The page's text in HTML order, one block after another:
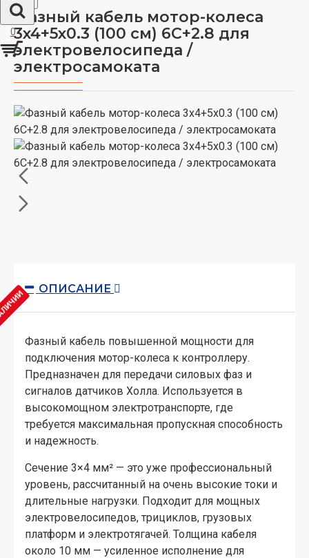
0
Фазный кабель мотор-колеса
3x4+5x0.3 (100 см) 6C+2.8 для
электровелосипеда /
электросамоката
ОПИСАНИЕ
Фазный кабель повышенной мощности для
подключения мотор-колеса к контроллеру.
Предназначен для передачи силовых фаз и
сигналов датчиков Холла. Используется в
высокомощном электротранспорте, где
требуется максимальная пропускная способность
и надежность.
Сечение 3×4 мм² — это уже профессиональный
уровень, рассчитанный на очень высокие токи и
длительные нагрузки. Подходит для мощных
электровелосипедов, трициклов, грузовых
платформ и электротягачей. Толщина кабеля
около 10 мм — усиленное исполнение для